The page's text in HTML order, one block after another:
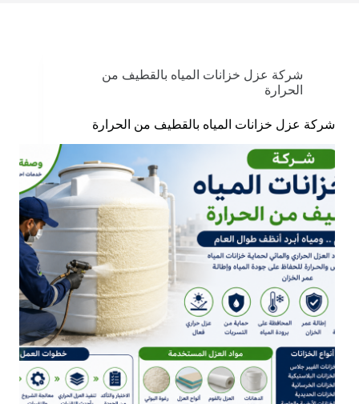
شركة عزل خزانات المياه بالقطيف من
الحرارة
شركة عزل خزانات المياه بالقطيف من الحرارة